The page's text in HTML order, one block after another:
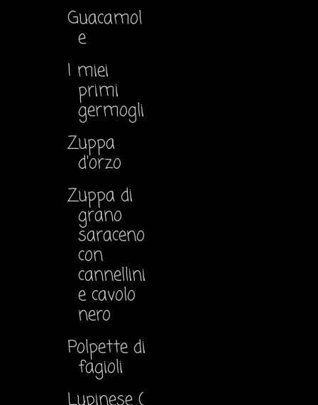
Guacamol
e
I miei
primi
germogli
Zuppa
d'orzo
Zuppa di
grano
saraceno
con
cannellini
e cavolo
nero
Polpette di
fagioli